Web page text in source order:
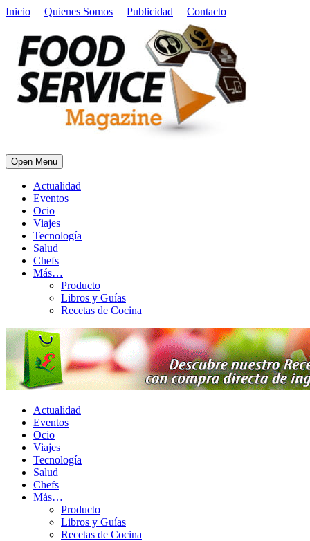
Inicio Quienes Somos Publicidad Contacto
Open Menu
Actualidad
Eventos
Ocio
Viajes
Tecnología
Salud
Chefs
Más…
Producto
Libros y Guías
Recetas de Cocina
Actualidad
Eventos
Ocio
Viajes
Tecnología
Salud
Chefs
Más…
Producto
Libros y Guías
Recetas de Cocina